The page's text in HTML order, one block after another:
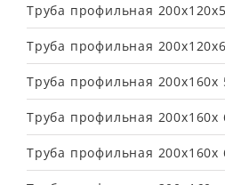
Труба профильная
Труба профильная
Труба профильная
Труба профильная
Труба профильная